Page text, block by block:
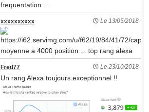
frequentation ...
xxxxxxxxxx Le 13/05/2018
moyenne a 4000 position ... top rang alexa
Fred77 Le 23/10/2018
Un rang Alexa toujours exceptionnel !!